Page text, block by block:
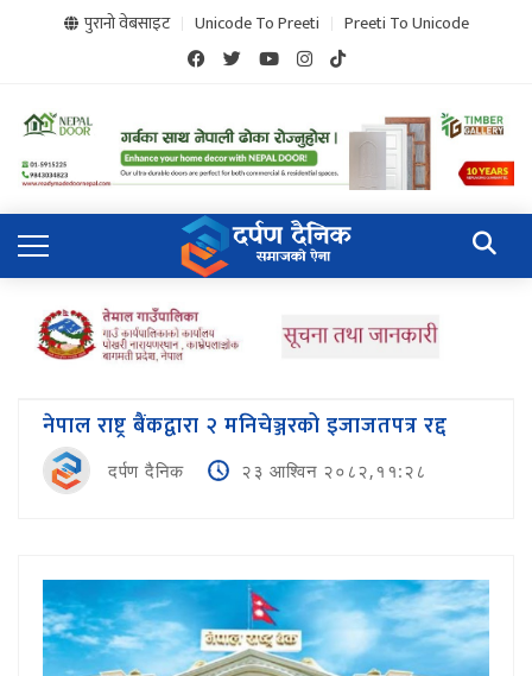
पुरानो वेबसाइट Unicode To Preeti Preeti To Unicode
नेपाल राष्ट्र बैंकद्वारा २ मनिचेञ्जरको इजाजतपत्र रद्द
दर्पण दैनिक २३ आश्विन २०८२,११:२८